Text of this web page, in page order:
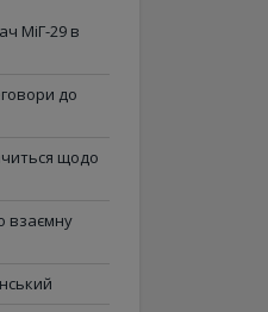
МіГ-29 в
до
щодо
взаємну